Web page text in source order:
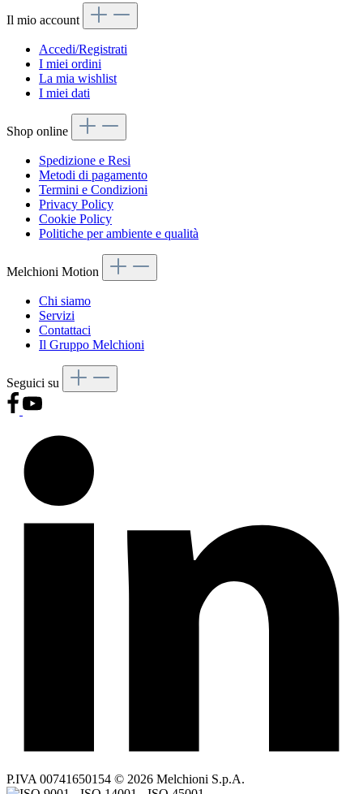
Il mio account
Accedi/Registrati
I miei ordini
La mia wishlist
I miei dati
Shop online
Spedizione e Resi
Metodi di pagamento
Termini e Condizioni
Privacy Policy
Cookie Policy
Politiche per ambiente e qualità
Melchioni Motion
Chi siamo
Servizi
Contattaci
Il Gruppo Melchioni
Seguici su
P.IVA 00741650154 © 2026 Melchioni S.p.A.